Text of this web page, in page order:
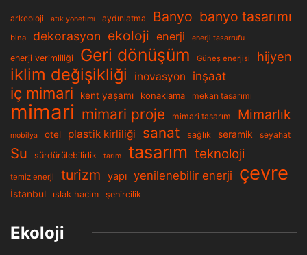
arkeoloji atık yönetimi aydınlatma Banyo banyo tasarımı
bina dekorasyon ekoloji enerji enerji tasarrufu
enerji verimliliği Geri dönüşüm Güneş enerjisi hijyen
iklim değişikliği inovasyon inşaat
iç mimari kent yaşamı konaklama mekan tasarımı
mimari mimari proje mimari tasarım Mimarlık
mobilya otel plastik kirliliği sanat sağlık seramik seyahat
Su sürdürülebilirlik tarım tasarım teknoloji
temiz enerji turizm yapı yenilenebilir enerji çevre
İstanbul ıslak hacim şehircilik
Ekoloji